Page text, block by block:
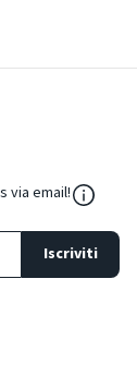
via email!
Iscriviti